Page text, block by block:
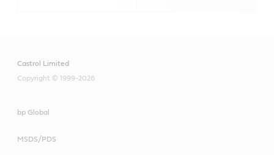
Castrol Limited
Copyright © 1999-2026
bp Global
MSDS/PDS